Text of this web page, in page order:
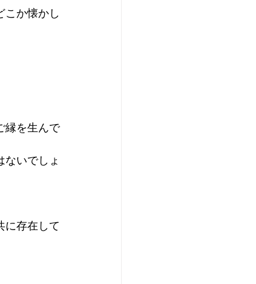
こか懐かし
縁を生んで
ないでしょ
に存在して